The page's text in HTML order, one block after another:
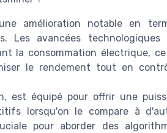
amélioration notable en
Les avancées
la consommation électrique,
le rendement tout en
est équipé pour offrir une
lorsqu'on le compare à
pour aborder des